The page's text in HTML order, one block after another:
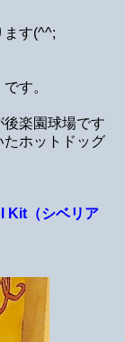
ます(^^;
す。
楽園球場です
たホットドッグ
Kit（シベリア